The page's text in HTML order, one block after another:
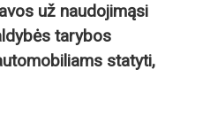
už naudojimąsi
tarybos
statyti,